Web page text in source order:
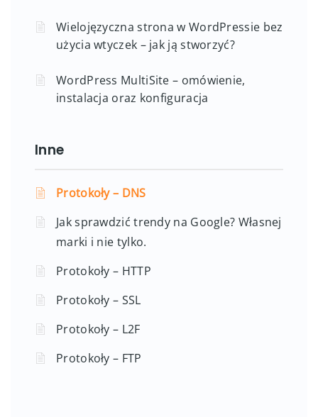
Wielojęzyczna strona w WordPressie bez
użycia wtyczek – jak ją stworzyć?
WordPress MultiSite – omówienie,
instalacja oraz konfiguracja
Inne
Protokoły – DNS
Jak sprawdzić trendy na Google? Własnej
marki i nie tylko.
Protokoły – HTTP
Protokoły – SSL
Protokoły – L2F
Protokoły – FTP